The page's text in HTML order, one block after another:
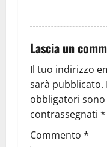
Lascia un
Il tuo indirizzo
sarà pubblicato.
obbligatori sono
contrassegnati *
Commento *